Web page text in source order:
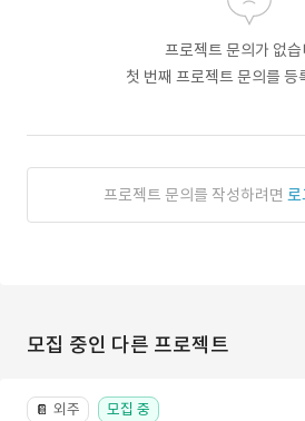
프로젝트 문의가 없습
첫 번째 프로젝트 문의를 등
프로젝트 문의를 작성하려면 로
모집 중인 다른 프로젝트
📔 외주 모집 중